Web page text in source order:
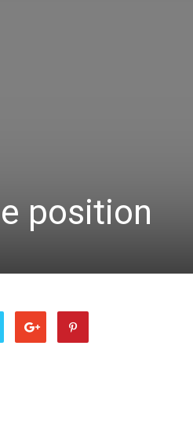
position